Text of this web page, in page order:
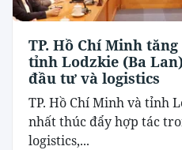
TP. Hồ Chí Minh
tỉnh Lodzkie (Ba
đầu tư và logistics
TP. Hồ Chí Minh và tỉnh
nhất thúc đẩy hợp tác
logistics,...